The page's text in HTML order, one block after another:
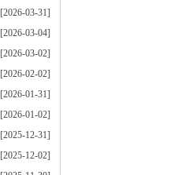
[2026-03-31]
[2026-03-04]
[2026-03-02]
[2026-02-02]
[2026-01-31]
[2026-01-02]
[2025-12-31]
[2025-12-02]